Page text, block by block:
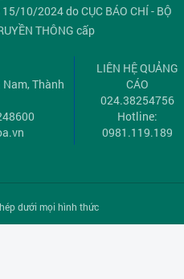
10/2024 do CỤC BÁO CHÍ - BỘ
THÔNG cấp
Thành
LIÊN HỆ QUẢNG
CÁO
024.38254756
Hotline:
0981.119.189
dưới mọi hình thức